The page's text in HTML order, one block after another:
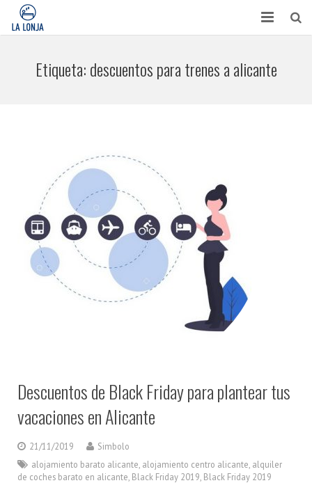
APARTAMENTOS
Etiqueta:descuentos para trenes a alicante
Descuentos de Black Friday para plantear tus
vacaciones en Alicante
21/11/2019
Simbolo
alojamiento barato alicante alojamiento centro alicante alquiler
de coches barato en alicante Black Friday 2019 Black Friday 2019